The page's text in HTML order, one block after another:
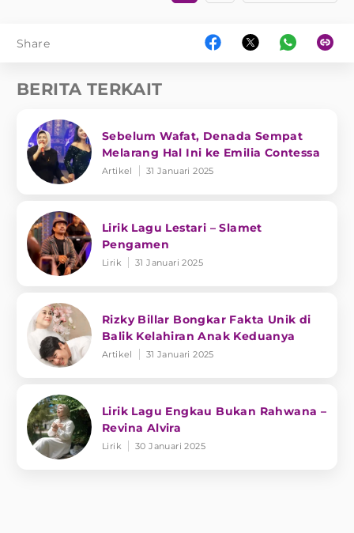
Share
BERITA TERKAIT
Sebelum Wafat, Denada Sempat
Melarang Hal Ini ke Emilia Contessa
Artikel 31 Januari 2025
Lirik Lagu Lestari – Slamet
Pengamen
Lirik 31 Januari 2025
Rizky Billar Bongkar Fakta Unik di
Balik Kelahiran Anak Keduanya
Artikel 31 Januari 2025
Lirik Lagu Engkau Bukan Rahwana –
Revina Alvira
Lirik 30 Januari 2025